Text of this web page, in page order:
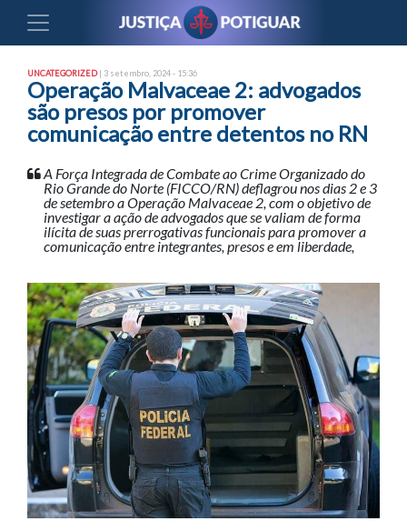
UNCATEGORIZED| 3 setembro, 2024 - 15:36
Operação Malvaceae 2: advogados
são presos por promover
comunicação entre detentos no RN
A Força Integrada de Combate ao Crime Organizado do
Rio Grande do Norte (FICCO/RN) deflagrou nos dias 2 e 3
de setembro a Operação Malvaceae 2, com o objetivo de
investigar a ação de advogados que se valiam de forma
ilícita de suas prerrogativas funcionais para promover a
comunicação entre integrantes, presos e em liberdade,